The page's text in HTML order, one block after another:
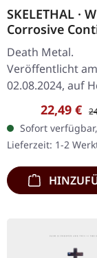
SKELETHAL ·
Corrosive
| BLACK LP
Death Metal.
Veröffentlicht am
02.08.2024, auf
Headbangers.
Vinyl. Skelethal
mit ihrem bisher
verheerendsten
zurück –…
22,49 €
Sofort verfügbar,
Lieferzeit: 1-2